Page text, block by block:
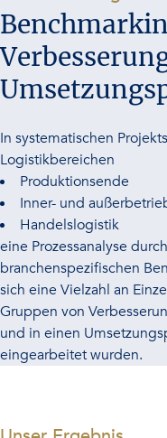
In systematischen
Logistikbereichen
Produktionsende
Inner- und
Handelslogistik
eine Prozessanalyse
branchenspezifischen
sich eine Vielzahl an
Gruppen von
und in einen
eingearbeitet wurden.